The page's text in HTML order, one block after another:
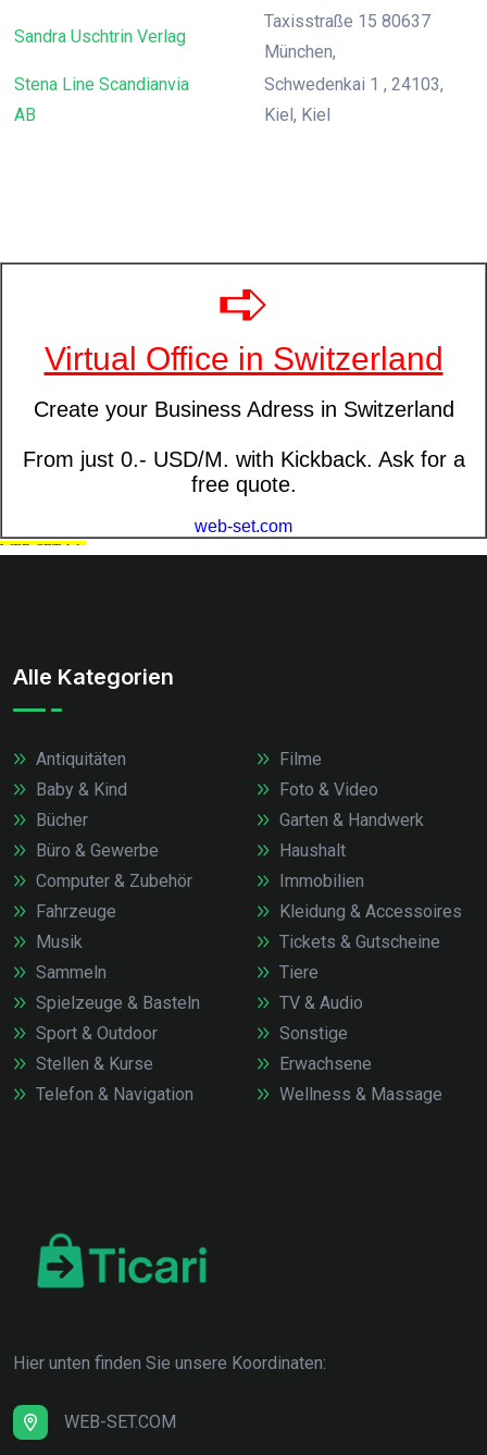
Sandra Uschtrin Verlag
Taxisstraße 15 80637
München,
Stena Line Scandianvia
AB
Schwedenkai 1 , 24103,
Kiel, Kiel
Alle Kategorien
Antiquitäten
Baby & Kind
Bücher
Büro & Gewerbe
Computer & Zubehör
Fahrzeuge
Filme
Foto & Video
Garten & Handwerk
Haushalt
Immobilien
Kleidung & Accessoires
Musik
Sammeln
Spielzeuge & Basteln
Sport & Outdoor
Stellen & Kurse
Telefon & Navigation
Tickets & Gutscheine
Tiere
TV & Audio
Sonstige
Erwachsene
Wellness & Massage
Hier unten finden Sie unsere Koordinaten:
WEB-SET.COM